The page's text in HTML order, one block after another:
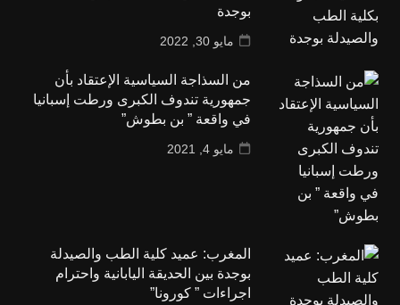
بوجدة
مايو 30, 2022
من السذاجة السياسية الإعتقاد بأن
جمهورية تندوف الكبرى ورطت إسبانيا
في واقعة ” بن بطوش”
مايو 4, 2021
المغرب: عميد كلية الطب والصيدلة
بوجدة بين الحديقة اليابانية واحترام
اجراءات ” كورونا”